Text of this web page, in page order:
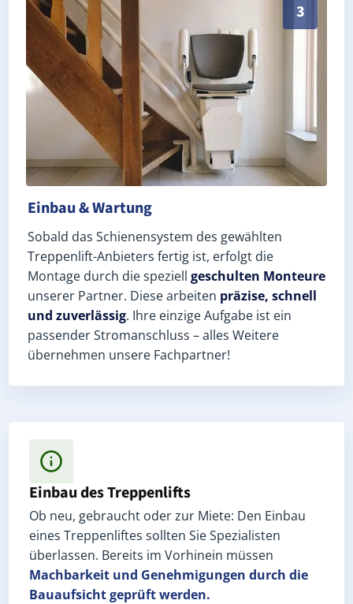
3
Einbau & Wartung
Sobald das Schienensystem des gewählten
Treppenlift-Anbieters fertig ist, erfolgt die
Montage durch die speziell geschulten Monteure
unserer Partner. Diese arbeiten präzise, schnell
und zuverlässig. Ihre einzige Aufgabe ist ein
passender Stromanschluss – alles Weitere
übernehmen unsere Fachpartner!
Einbau des Treppenlifts
Ob neu, gebraucht oder zur Miete: Den Einbau
eines Treppenliftes sollten Sie Spezialisten
überlassen. Bereits im Vorhinein müssen
Machbarkeit und Genehmigungen durch die
Bauaufsicht geprüft werden.